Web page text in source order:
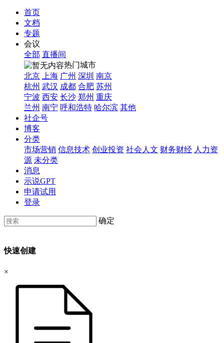
首页
文档
专题
会议
全部 直播间
热门城市
北京
上海 广州 深圳 南京
杭州 武汉 成都 合肥 苏州
宁波 西安 长沙 郑州 重庆
兰州 南宁 呼和浩特 哈尔滨 其他
社企号
博客
分类
市场营销 信息技术 创业投资 社会人文 财务财经 人力资
源 未分类
消息
示说GPT
申请试用
登录
确定
快速创建
×